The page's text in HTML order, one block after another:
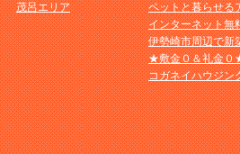
茂呂エリア
ペットと暮らせる
インターネット無
伊勢崎市周辺で新
★敷金０＆礼金
コガネイハウジン